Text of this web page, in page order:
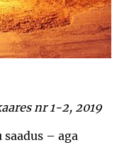
nr 1-2, 2019
– aga